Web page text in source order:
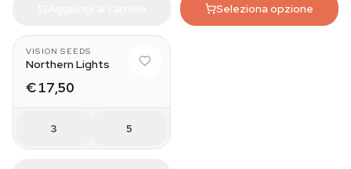
Seleziona opzione
VISION SEEDS
Northern Lights
€ 17,50
3 5